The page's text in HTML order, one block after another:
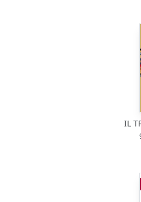
IL